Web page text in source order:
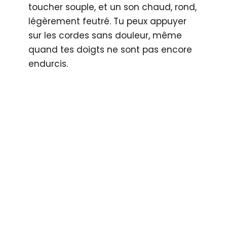
toucher souple, et un son chaud, rond,
légèrement feutré. Tu peux appuyer
sur les cordes sans douleur, même
quand tes doigts ne sont pas encore
endurcis.